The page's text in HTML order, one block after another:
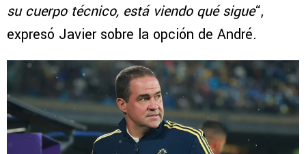
su cuerpo técnico, está viendo qué sigue“,
expresó Javier sobre la opción de André.